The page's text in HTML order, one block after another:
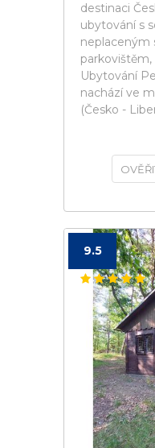
destinaci
ubytování s
neplaceným
Ubytování
nachází ve
(Česko -
9.5